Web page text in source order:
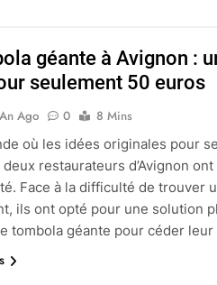
géante à Avignon :
seulement 50 euros
Ago 0
8 Mins
où les idées originales pour
restaurateurs d’Avignon
Face à la difficulté de trouver
ils ont opté pour une solution
tombola géante pour céder